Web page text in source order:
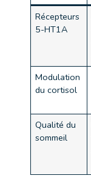
Récepteurs
5-HT1A
Modulation
du cortisol
Qualité du
sommeil